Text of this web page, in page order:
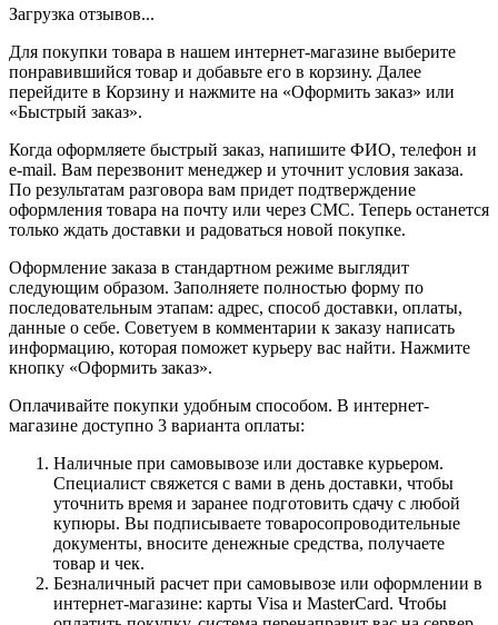
Загрузка отзывов...
Для покупки товара в нашем интернет-магазине выберите
понравившийся товар и добавьте его в корзину. Далее
перейдите в Корзину и нажмите на «Оформить заказ» или
«Быстрый заказ».
Когда оформляете быстрый заказ, напишите ФИО, телефон и
e-mail. Вам перезвонит менеджер и уточнит условия заказа.
По результатам разговора вам придет подтверждение
оформления товара на почту или через СМС. Теперь останется
только ждать доставки и радоваться новой покупке.
Оформление заказа в стандартном режиме выглядит
следующим образом. Заполняете полностью форму по
последовательным этапам: адрес, способ доставки, оплаты,
данные о себе. Советуем в комментарии к заказу написать
информацию, которая поможет курьеру вас найти. Нажмите
кнопку «Оформить заказ».
Оплачивайте покупки удобным способом. В интернет-
магазине доступно 3 варианта оплаты:
Наличные при самовывозе или доставке курьером.
Специалист свяжется с вами в день доставки, чтобы
уточнить время и заранее подготовить сдачу с любой
купюры. Вы подписываете товаросопроводительные
документы, вносите денежные средства, получаете
товар и чек.
Безналичный расчет при самовывозе или оформлении в
интернет-магазине: карты Visa и MasterCard. Чтобы